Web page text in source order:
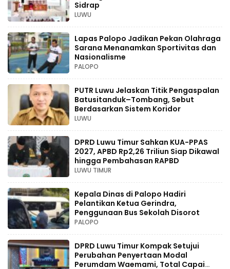
Sidrap
LUWU
Lapas Palopo Jadikan Pekan Olahraga
Sarana Menanamkan Sportivitas dan
Nasionalisme
PALOPO
PUTR Luwu Jelaskan Titik Pengaspalan
Batusitanduk–Tombang, Sebut
Berdasarkan Sistem Koridor
LUWU
DPRD Luwu Timur Sahkan KUA-PPAS
2027, APBD Rp2,26 Triliun Siap Dikawal
hingga Pembahasan RAPBD
LUWU TIMUR
Kepala Dinas di Palopo Hadiri
Pelantikan Ketua Gerindra,
Penggunaan Bus Sekolah Disorot
PALOPO
DPRD Luwu Timur Kompak Setujui
Perubahan Penyertaan Modal
Perumdam Waemami, Total Capai